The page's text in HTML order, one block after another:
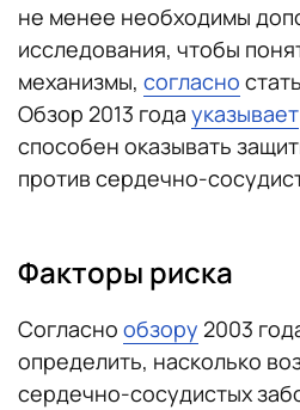
не менее необходимы
исследования, чтобы
механизмы, согласно
Обзор 2013 года указывает
способен оказывать
против сердечно-
Факторы риска
Согласно обзору 2003
определить, насколько
сердечно-сосудистых